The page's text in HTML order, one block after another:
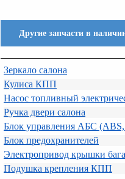
Другие запчасти в
Зеркало салона
Кулиса КПП
Насос топливный
Ручка двери салона
Блок управления АБС (ABS,
Блок предохранителей
Электропривод крышки
Подушка крепления КПП